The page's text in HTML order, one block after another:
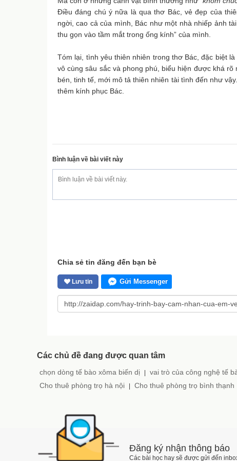
Điều đáng chú ý nữa là qua thơ Bác, vẻ đẹp của
ngời, cao cả của mình, Bác như một nhà nhiếp ảnh
thu gọn vào tầm mắt trong ống kính” của mình.
Tóm lại, tình yêu thiên nhiên trong thơ Bác, đặc biệt
vô cùng sâu sắc và phong phú, biểu hiện được khá
bén, tinh tế, mới mô tả thiên nhiên tài tình đến như
thêm kính phục Bác.
Bình luận về bài viết này
Chia sẻ tin đăng đến bạn bè
Lưu tin Gửi Messenger
Các chủ đề đang được quan tâm
chọn dòng tế bào xôma biến dị vai trò của công nghệ tế
Cho thuê phòng trọ hà nội Cho thuê phòng trọ bình thạnh
Đăng ký nhận thông báo
Các bài học hay sẽ được gửi đến